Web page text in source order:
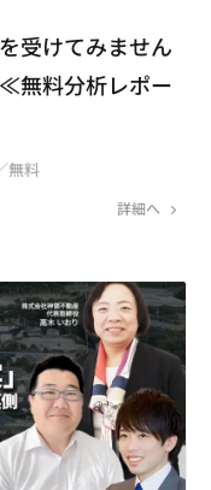
受けてみません
無料分析レポー
無料
詳細へ